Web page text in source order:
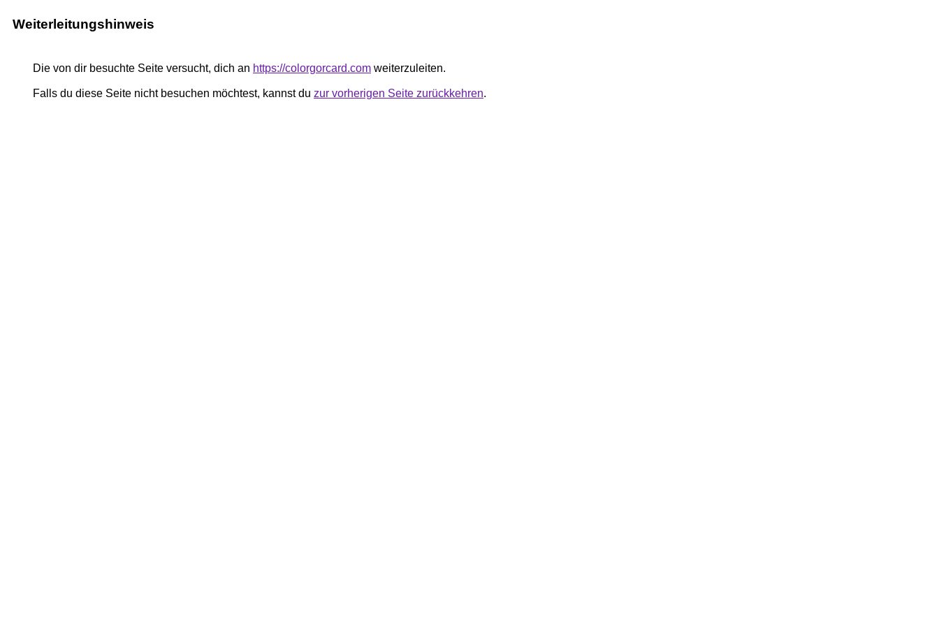
Weiterleitungshinweis
Die von dir besuchte Seite versucht, dich an https://colorgorcard.com weiterzuleiten.
Falls du diese Seite nicht besuchen möchtest, kannst du zur vorherigen Seite zurückkehren.